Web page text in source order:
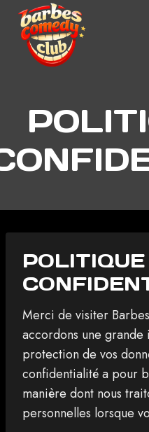
Aller
contenu
Merci de visiter
accordons une
protection de vos
confidentialité a pour
manière dont nous
personnelles lorsque